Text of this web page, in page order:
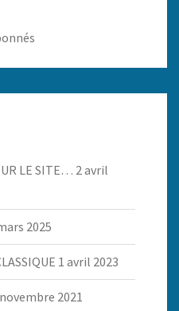
LE SITE… 2 avril
2025
1 avril 2023
2021